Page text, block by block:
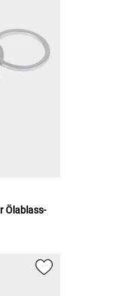
Ölablass-